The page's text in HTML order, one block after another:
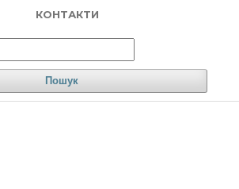
КОНТАКТИ
Пошук